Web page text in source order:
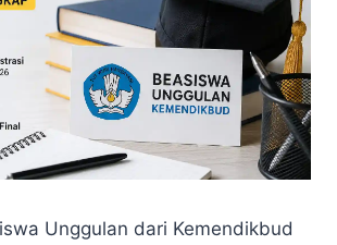
Unggulan dari Kemendikbud